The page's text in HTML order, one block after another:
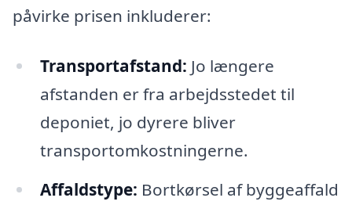
påvirke prisen inkluderer:
Transportafstand: Jo længere
afstanden er fra arbejdsstedet til
deponiet, jo dyrere bliver
transportomkostningerne.
Affaldstype: Bortkørsel af byggeaffald